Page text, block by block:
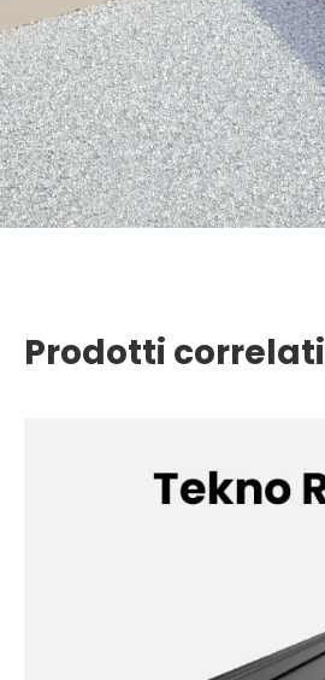
Prodotti correlati